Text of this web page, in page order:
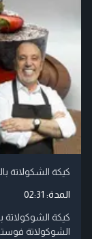
كيكة الشكولاتة
المدة: 02:31